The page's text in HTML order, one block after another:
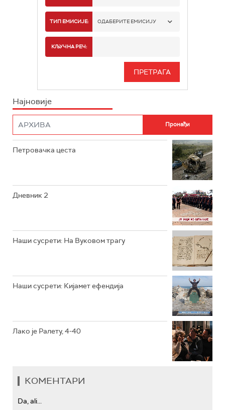
РТС 1
РТС 3
ТИП ЕМИСИЈЕ: ОДАБЕРИТЕ ЕМИСИЈУ
ИНФО
КЉУЧНА РЕЧ:
Најновије
Петровачка цеста
Дневник 2
Наши сусрети: На Вуковом трагу
Наши сусрети: Кијамет ефендија
Лако је Ралету, 4-40
КОМЕНТАРИ
Da, ali...